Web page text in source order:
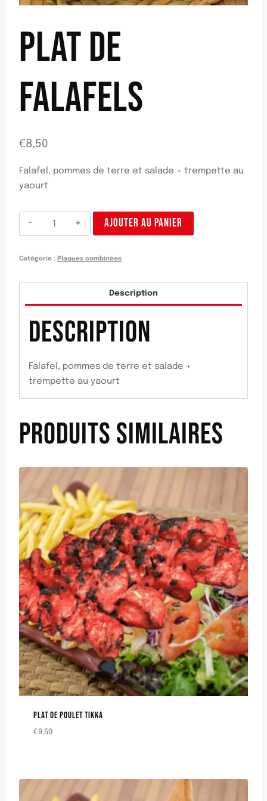
PLAT DE
FALAFELS
€8,50
Falafel, pommes de terre et salade + trempette au
yaourt
quantité
de
falafel
AJOUTER AU PANIER
Catégorie : Plaques combinées
Description
DESCRIPTION
Falafel, pommes de terre et salade +
trempette au yaourt
PRODUITS SIMILAIRES
PLAT DE POULET TIKKA
€9,50